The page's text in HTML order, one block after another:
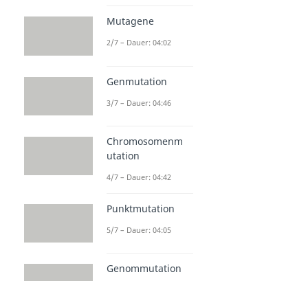
Mutagene
2/7 – Dauer: 04:02
Genmutation
3/7 – Dauer: 04:46
Chromosomenm
utation
4/7 – Dauer: 04:42
Punktmutation
5/7 – Dauer: 04:05
Genommutation